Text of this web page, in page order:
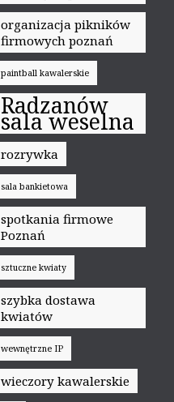
organizacja pikników
firmowych poznań
paintball kawalerskie
Radzanów
sala weselna
rozrywka
sala bankietowa
spotkania firmowe
Poznań
sztuczne kwiaty
szybka dostawa
kwiatów
wewnętrzne IP
wieczory kawalerskie